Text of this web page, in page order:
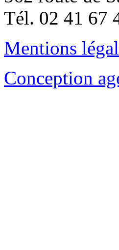
Tél. 02 41 67
Mentions
Conception